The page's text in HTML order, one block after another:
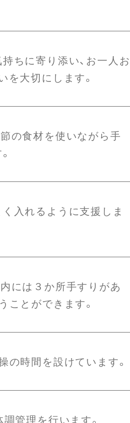
ちに寄り添い、お一人お
を大切にします。
の食材を使いながら手
入れるように支援しま
には３か所手すりがあ
ことができます。
の時間を設けています。
管理を行います。